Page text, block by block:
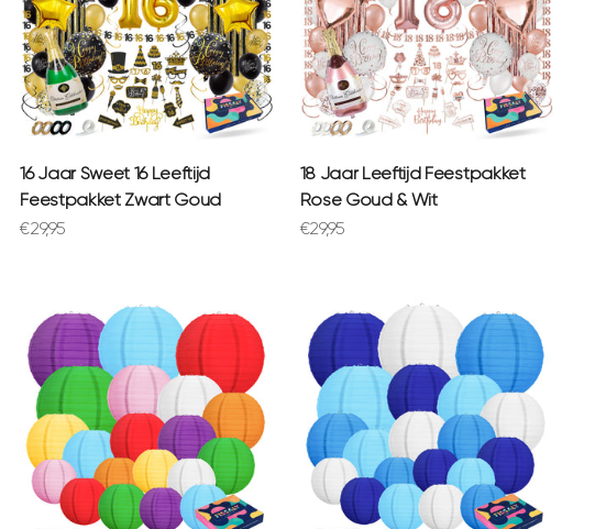
16 Jaar Sweet 16 Leeftijd
Feestpakket Zwart Goud
Aanbiedingsprijs
€29,95
18 Jaar Leeftijd Feestpakket
Rose Goud & Wit
Aanbiedingsprijs
€29,95